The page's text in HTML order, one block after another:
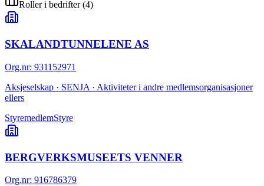
Roller i bedrifter(4)
SKALANDTUNNELENE AS
Org.nr: 931152971
Aksjeselskap · SENJA · Aktiviteter i andre medlemsorganisasjoner
ellers
StyremedlemStyre
BERGVERKSMUSEETS VENNER
Org.nr: 916786379